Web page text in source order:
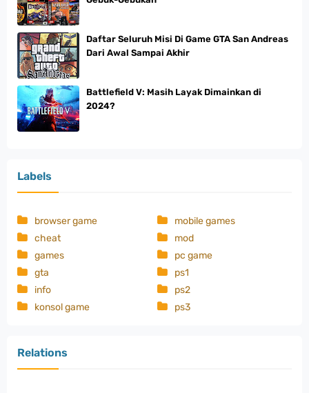
Daftar Seluruh Misi Di Game GTA San Andreas
Dari Awal Sampai Akhir
Battlefield V: Masih Layak Dimainkan di
2024?
Labels
browser game
cheat
games
gta
info
konsol game
mobile games
mod
pc game
ps1
ps2
ps3
Relations